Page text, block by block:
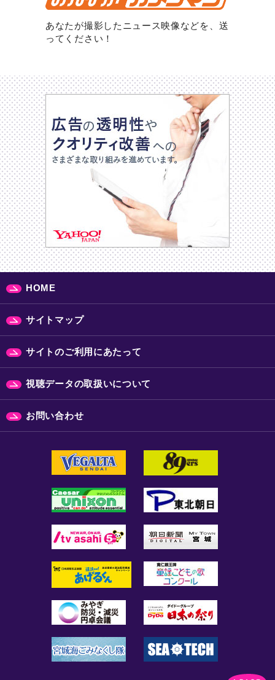
あなたが撮影したニュース映像などを、送
ってください！
HOME
サイトマップ
サイトのご利用にあたって
視聴データの取扱いについて
お問い合わせ